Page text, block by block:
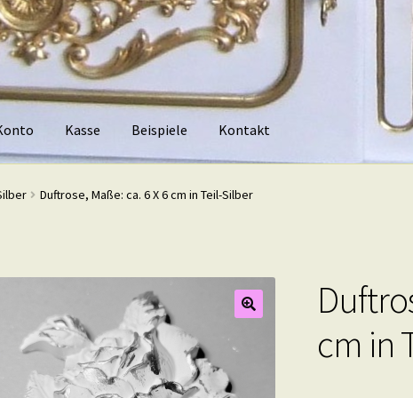
Kasse Beispiele Kontakt
Kontakt
Duftrose, Maße: ca. 6 X 6 cm in Teil-Silber
cm in